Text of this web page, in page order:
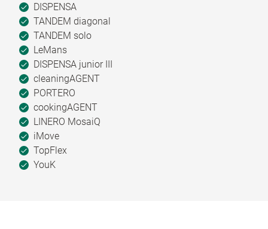
DISPENSA
TANDEM diagonal
TANDEM solo
LeMans
DISPENSA junior III
cleaningAGENT
PORTERO
cookingAGENT
LINERO MosaiQ
iMove
TopFlex
YouK